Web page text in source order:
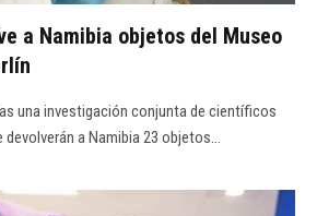
a Namibia objetos del Museo
una investigación conjunta de científicos
a Namibia 23 objetos…